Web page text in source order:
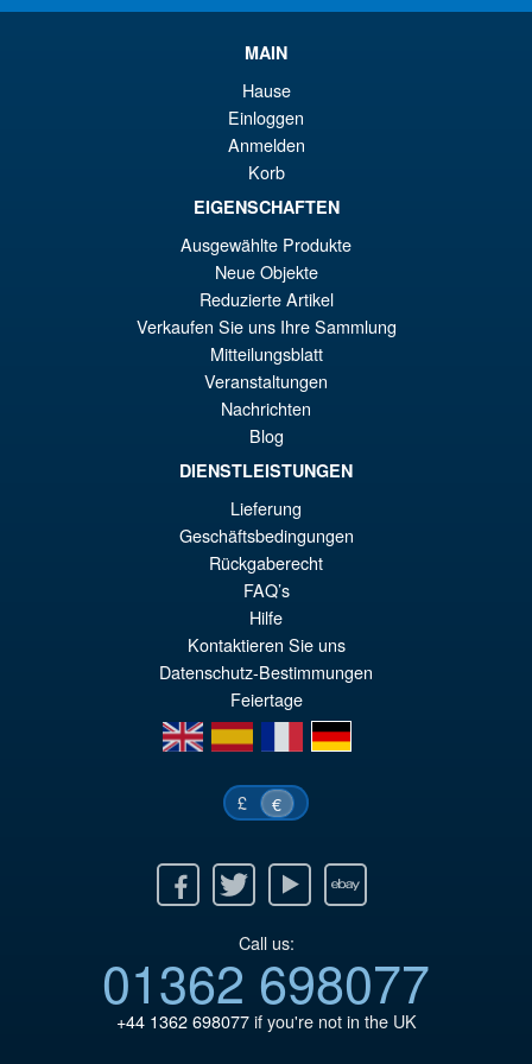
Star Kenshiro Action Figure
VORBESTELLUNGEN
Bandai S.H.Figuarts Jujutsu
Kaisen Choso Action Figure
VORBESTELLUNGEN
MAIN
Hause
Einloggen
Anmelden
Korb
EIGENSCHAFTEN
Ausgewählte Produkte
Neue Objekte
Reduzierte Artikel
Verkaufen Sie uns Ihre Sammlung
Mitteilungsblatt
Veranstaltungen
Nachrichten
Blog
DIENSTLEISTUNGEN
Lieferung
Geschäftsbedingungen
Rückgaberecht
FAQ’s
Hilfe
Kontaktieren Sie uns
Datenschutz-Bestimmungen
Feiertage
en
es fr de
£ €
Twitter Youtube Ebay
Call us:
01362 698077
+44 1362 698077if you're not in the UK